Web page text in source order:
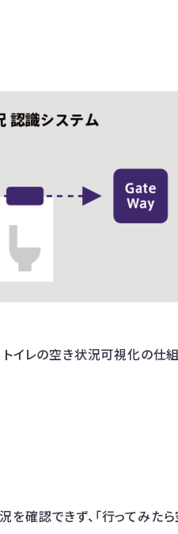
トイレの空き状況可視化の仕
を確認できず、「行ってみた